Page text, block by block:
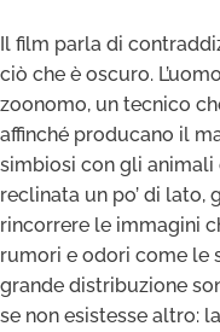
Il film parla di
ciò che è oscuro.
zoonomo, un tecnico
affinché producano il
simbiosi con gli animali
reclinata un po’ di lato,
rincorrere le immagini
rumori e odori come le
grande distribuzione
se non esistesse altro: